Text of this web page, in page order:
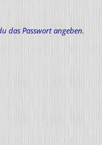
das Passwort angeben.